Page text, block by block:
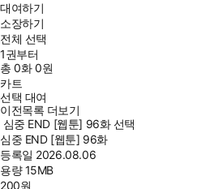
대여하기
소장하기
전체 선택
1권부터
총0화0원
카트
선택 대여
이전목록 더보기
심중 END [웹툰] 96화 선택
심중 END [웹툰] 96화
등록일 2026.08.06
용량15MB
200원